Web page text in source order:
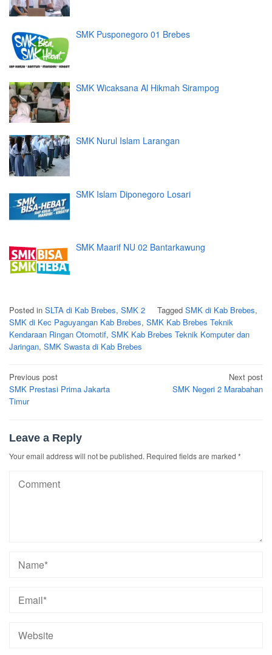
SMK Pusponegoro 01 Brebes
SMK Wicaksana Al Hikmah Sirampog
SMK Nurul Islam Larangan
SMK Islam Diponegoro Losari
SMK Maarif NU 02 Bantarkawung
Posted in SLTA di Kab Brebes, SMK 2 Tagged SMK di Kab Brebes,
SMK di Kec Paguyangan Kab Brebes, SMK Kab Brebes Teknik
Kendaraan Ringan Otomotif, SMK Kab Brebes Teknik Komputer dan
Jaringan, SMK Swasta di Kab Brebes
Post
navigation
Previous post
SMK Prestasi Prima Jakarta
Timur
Next post
SMK Negeri 2 Marabahan
Leave a Reply
Your email address will not be published. Required fields are marked *